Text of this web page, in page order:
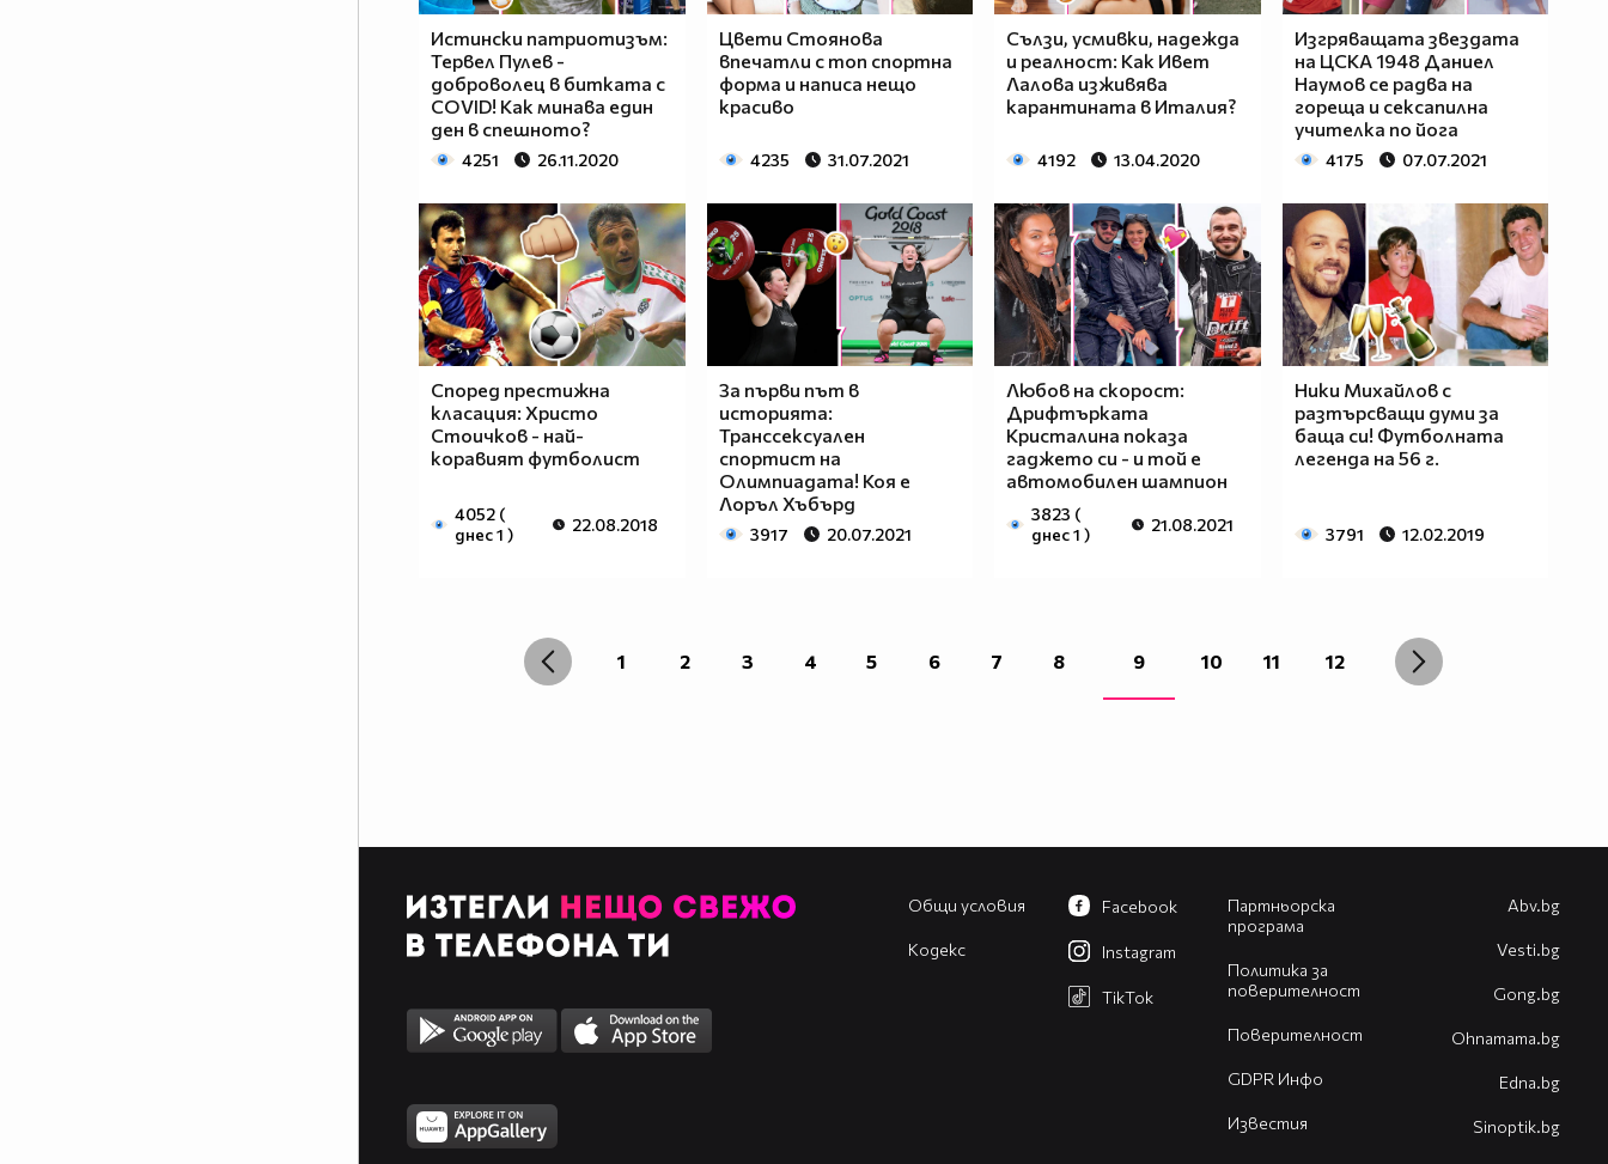
Истински патриотизъм:
Тервел Пулев -
доброволец в битката с
COVID! Как минава един
ден в спешното?
4251 26.11.2020
Цвети Стоянова
впечатли с топ спортна
форма и написа нещо
красиво
4235 31.07.2021
Сълзи, усмивки, надежда
и реалност: Как Ивет
Лалова изживява
карантината в Италия?
4192 13.04.2020
Изгряващата звездата
на ЦСКА 1948 Даниел
Наумов се радва на
гореща и сексапилна
учителка по йога
4175 07.07.2021
Според престижна
класация: Христо
Стоичков - най-
коравият футболист
4052 (
днес 1 )
22.08.2018
За първи път в
историята:
Транссексуален
спортист на
Олимпиадата! Коя е
Лоръл Хъбърд
3917 20.07.2021
Любов на скорост:
Дрифтърката
Кристалина показа
гаджето си - и той е
автомобилен шампион
3823 (
днес 1 )
21.08.2021
Ники Михайлов с
разтърсващи думи за
баща си! Футболната
легенда на 56 г.
3791 12.02.2019
1 2 3 4 5 6 7 8 9 10 11 12
Общи условия
Кодекс
Партньорска
програма
Политика за
поверителност
Поверителност
GDPR Инфо
Известия
Facebook
Instagram
TikTok
Abv.bg
Vesti.bg
Gong.bg
Оhnamama.bg
Edna.bg
Sinoptik.bg